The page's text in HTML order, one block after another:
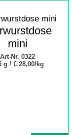
mini
Art-Nr. 0322
g /€ 28,00/kg